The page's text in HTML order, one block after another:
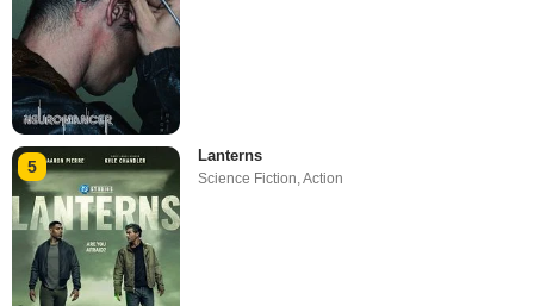
5
Lanterns
Science Fiction,Action